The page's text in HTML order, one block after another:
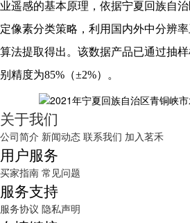
业遥感的基本原理，依据宁夏回族自治
定像素分类策略，利用国内外中分辨
算法提取得出。该数据产品已通过抽
别精度为85%（±2%）。
关于我们
公司简介 新闻动态 联系我们 加入茗禾
用户服务
买家指南 常见问题
服务支持
服务协议 隐私声明